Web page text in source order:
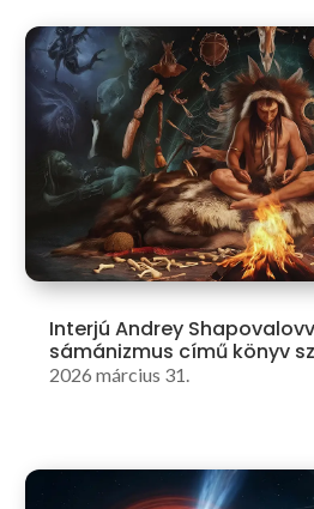
Interjú Andrey
sámánizmus című könyv
2026 március 31.